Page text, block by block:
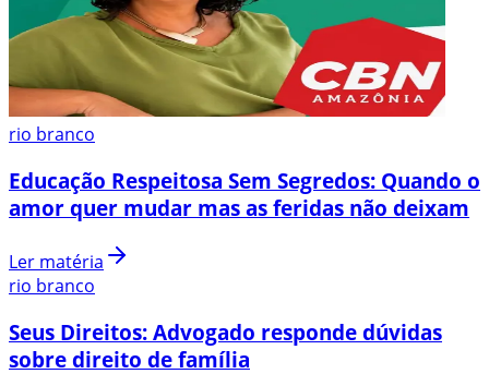
rio branco
Educação Respeitosa Sem Segredos: Quando o
amor quer mudar mas as feridas não deixam
Ler matéria
rio branco
Seus Direitos: Advogado responde dúvidas
sobre direito de família